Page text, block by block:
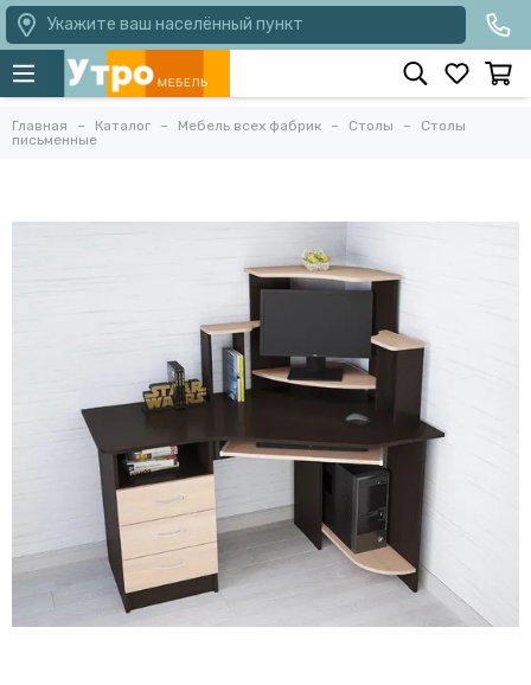
Укажите ваш населённый пункт
Главная Каталог Мебель всех фабрик Столы
Столы
письменные